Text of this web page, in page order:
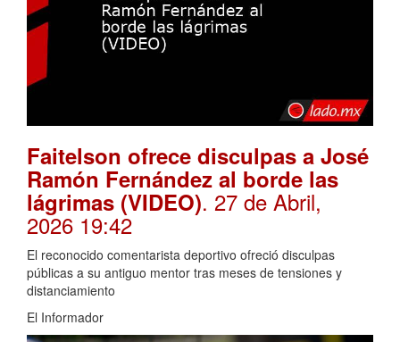
Faitelson ofrece disculpas a José
Ramón Fernández al borde las
lágrimas (VIDEO). 27 de Abril,
2026 19:42
El reconocido comentarista deportivo ofreció disculpas
públicas a su antiguo mentor tras meses de tensiones y
distanciamiento
El Informador